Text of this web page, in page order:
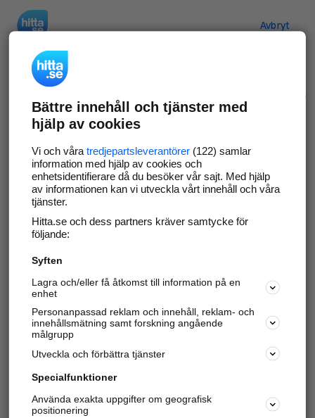
Avbryt
Verifiera ditt företag
Gör som 69 574företag
företagssida på hitta.se och syns bättre mot
kunder i ditt närområde. Helt kostnadsfritt.
Uppdatera din företagsinformation
Svara på och hantera dina omdömen
Har du redan verifierat ditt företag? Logga in
Varje vecka besöker du och4 miljoner
andra
härliga användare oss för att hitta rätt lokal
Bättre innehåll och tjänster med
hjälp av cookies
Vi och våra tredjepartsleverantörer(122) samlar
information med hjälp av cookies och
enhetsidentifierare då du besöker vår sajt. Med hjälp
av informationen kan vi utveckla vårt innehåll och våra
tjänster.
Hitta.se och dess partners kräver samtycke för
följande:
Syften
Lagra och/eller få åtkomst till information på en
enhet
Personanpassad reklam och innehåll, reklam- och
innehållsmätning samt forskning angående
målgrupp
Utveckla och förbättra tjänster
Specialfunktioner
Använda exakta uppgifter om geografisk
positionering